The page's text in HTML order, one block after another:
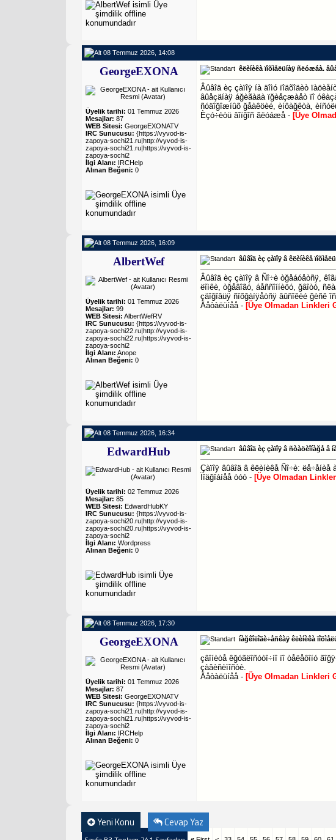
08 Temmuz 2026, 14:08
GeorgeEXONA
Üyelik tarihi: 01 Temmuz 2026
Mesajlar: 87
WEB Sitesi: GeorgeEXONATV
IRC Sunucusu: {https://vyvod-is-
zapoya-sochi21.ru|http://vyvod-is-
zapoya-sochi21.ru|https://vyvod-is-
zapoya-sochi2
İlgi Alanı: IRCHelp
Alınan Beğeni: 0
êëèíèêà ïîõìåëüíàÿ ñëóæáà.
Âûâîä èç çàïîÿ íà äîìó ïîäõîäèò
âûåçäíàÿ áğèãàäà ïğèåçæàåò ïî
ñóäîğîæíûõ ğåàêöèé, èíôàğêòà,
Èçó÷èòü âîïğîñ ãëóáæå - [Üye
08 Temmuz 2026, 16:09
AlbertWef
Üyelik tarihi: 01 Temmuz 2026
Mesajlar: 99
WEB Sitesi: AlbertWefRV
IRC Sunucusu: {https://vyvod-is-
zapoya-sochi22.ru|http://vyvod-is-
zapoya-sochi22.ru|https://vyvod-is-
zapoya-sochi2
İlgi Alanı: Anope
Alınan Beğeni: 0
âûâîä èç çàïîÿ â êëèíèêå
Âûâîä èç çàïîÿ â Ñî÷è òğåáóåòñÿ,
ëîìêè, òğåâîãó, áåññîííèöó, ğâîòó,
çäîğîâüÿ ñîõğàíÿåòñÿ âûñîêèé ğèñê
Äåòàëüíåå - [Üye Olmadan Linkleri
08 Temmuz 2026, 16:34
EdwardHub
Üyelik tarihi: 02 Temmuz 2026
Mesajlar: 85
WEB Sitesi: EdwardHubKY
IRC Sunucusu: {https://vyvod-is-
zapoya-sochi20.ru|http://vyvod-is-
zapoya-sochi20.ru|https://vyvod-is-
zapoya-sochi2
İlgi Alanı: Wordpress
Alınan Beğeni: 0
âûâîä èç çàïîÿ â ñòàöèîíàğå â
Çàïîÿ âûâîä â êëèíèêå Ñî÷è:
Ïîäğîáíåå òóò - [Üye Olmadan
08 Temmuz 2026, 17:30
GeorgeEXONA
Üyelik tarihi: 01 Temmuz 2026
Mesajlar: 87
WEB Sitesi: GeorgeEXONATV
IRC Sunucusu: {https://vyvod-is-
zapoya-sochi21.ru|http://vyvod-is-
zapoya-sochi21.ru|https://vyvod-is-
zapoya-sochi2
İlgi Alanı: IRCHelp
Alınan Beğeni: 0
íàğêîëîãè÷åñêàÿ êëèíèêà
çâîíèòå êğóãëîñóòî÷íî ïî òåëåôîíó
çàâèñèìîñòè.
Äåòàëüíåå - [Üye Olmadan Linkleri
Yeni Konu Cevap Yaz